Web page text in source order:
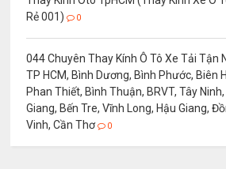
Rẻ 001)
0
044 Chuyên Thay Kính Ô Tô Xe Tải Tận
TP HCM, Bình Dương, Bình Phước, Biên
Phan Thiết, Bình Thuận, BRVT, Tây
Giang, Bến Tre, Vĩnh Long, Hậu Giang,
Vinh, Cần Thơ
0